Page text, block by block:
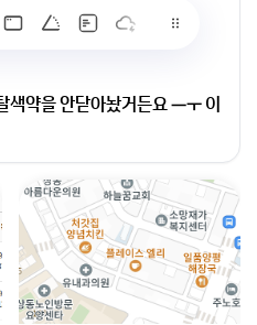
색약을 안닫아놨거든요 ㅡㅜ 이
.
잘 안된답니다.
구 막아서 서늘한 곳에 보관하